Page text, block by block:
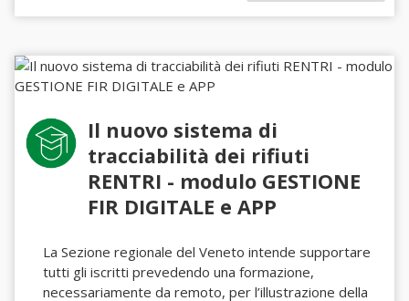
Il nuovo sistema di
tracciabilità dei rifiuti
RENTRI - modulo GESTIONE
FIR DIGITALE e APP
La Sezione regionale del Veneto intende supportare
tutti gli iscritti prevedendo una formazione,
necessariamente da remoto, per l’illustrazione della